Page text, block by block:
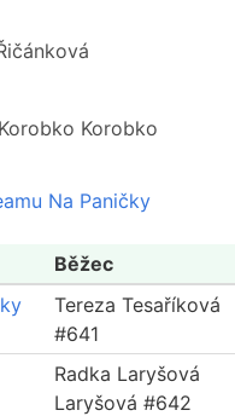
Korobko
Na Paničky
Běžec
Tereza Tesaříková
#641
Radka Laryšová
Laryšová #642